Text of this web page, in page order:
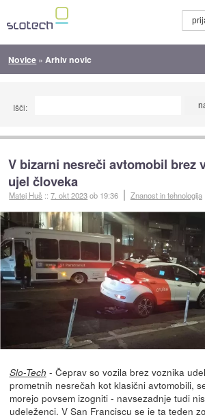
Novice » Arhiv novic
Išči:
V bizarni nesreči avtomobil brez
ujel človeka
Matej Huš ::7. okt 2023ob 19:36 Znanost in tehnologija
Slo-Tech - Čeprav so vozila brez voznika
prometnih nesrečah kot klasični avtomobili,
morejo povsem izogniti - navsezadnje tudi
udeleženci. V San Franciscu se je ta teden